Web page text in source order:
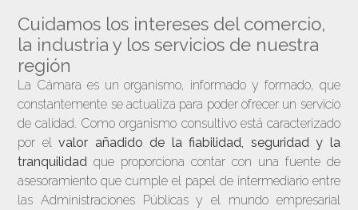
Cuidamos los intereses del comercio,
la industria y los servicios de nuestra
región
La Cámara es un organismo, informado y formado, que
constantemente se actualiza para poder ofrecer un servicio
de calidad. Como organismo consultivo está caracterizado
por elvalor añadido de la fiabilidad, seguridad y la
tranquilidad que proporciona contar con una fuente de
asesoramiento que cumple el papel de intermediario entre
las Administraciones Públicas y el mundo empresarial